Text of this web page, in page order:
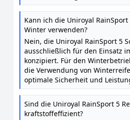
Kann ich die Uniroyal
Winter verwenden?
Nein, die Uniroyal RainSport 5
ausschließlich für den Einsatz
konzipiert. Für den
die Verwendung von
optimale Sicherheit und
Sind die Uniroyal RainSport 5
kraftstoffeffizient?